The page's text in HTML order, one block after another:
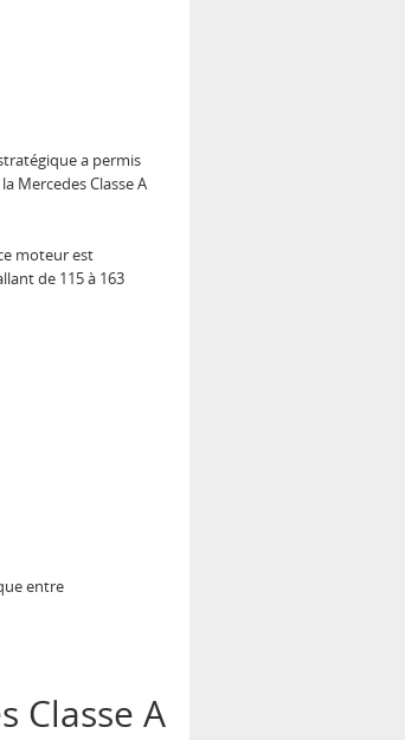
a permis
Mercedes Classe A
moteur est
de 115 à 163
entre
Classe A